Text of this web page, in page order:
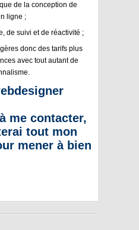
de la conception de
ligne ;
de suivi et de réactivité ;
donc des tarifs plus
avec tout autant de
me contacter,
tout mon
mener à bien